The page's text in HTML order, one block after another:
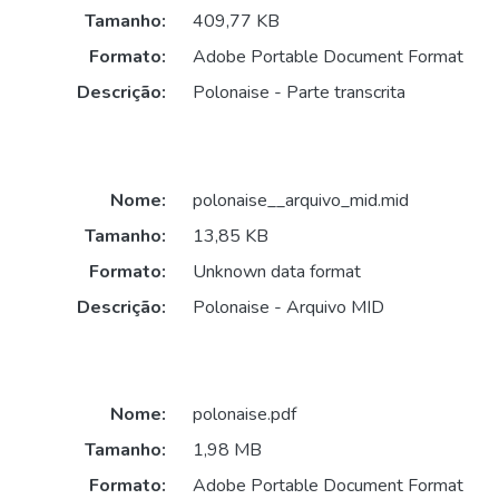
Tamanho:
409,77 KB
Formato:
Adobe Portable Document Format
Descrição:
Polonaise - Parte transcrita
Nome:
polonaise__arquivo_mid.mid
Tamanho:
13,85 KB
Formato:
Unknown data format
Descrição:
Polonaise - Arquivo MID
Nome:
polonaise.pdf
Tamanho:
1,98 MB
Formato:
Adobe Portable Document Format